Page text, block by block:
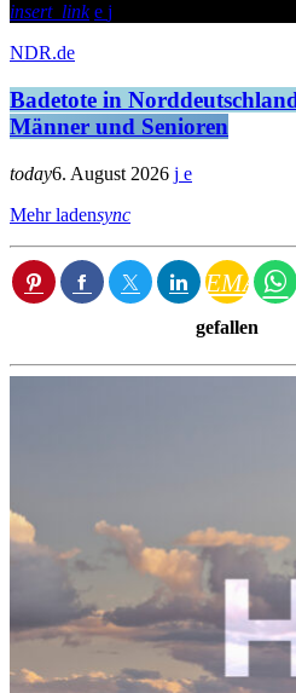
insert_link
NDR.de
Badetote in
Männer und Senioren
today6. August 2026
Mehr ladensync
EMAIL
gefallen